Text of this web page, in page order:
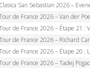
Clasica San Sebastian 2026 – Evenepoel recordman, 4e victoire, Carapaz
de France 2026 – Van der Poel monumental à Paris, Pogacar égale le record
de France 2026 – Étape 21 : Van der Poel, Pogacar, qui succédera à Wout van Aert sur les
de France 2026 – Richard Carapaz roi des Alpes, doublé et maillot à pois, Seixas
de France 2026 – Étape 20 : L’étape reine, Galibier, Sarenne, Alpe d’Huez, qui
de France 2026 – Tadej Pogacar dompte l’Alpe d’Huez, 5e victoire, record de